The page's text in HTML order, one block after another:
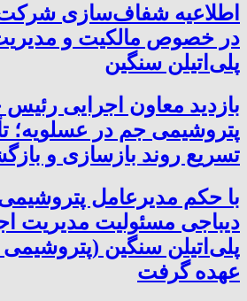
اطلاعیه شفاف‌سازی
در خصوص مالکیت و
پلی‌اتیلن سنگین
بازدید معاون اجرایی رئیس
پتروشیمی جم در عسلویه؛
تسریع روند بازسازی و
با حکم مدیرعامل
دیباجی مسئولیت مدیریت
پلی‌اتیلن سنگین
عهده گرفت